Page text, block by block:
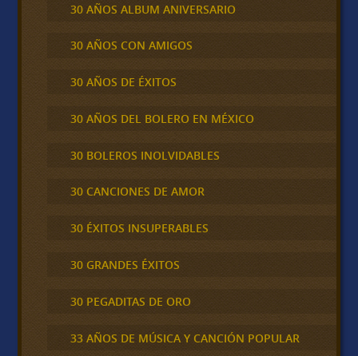
30 AÑOS ALBUM ANIVERSARIO
30 AÑOS CON AMIGOS
30 AÑOS DE ÉXITOS
30 AÑOS DEL BOLERO EN MÉXICO
30 BOLEROS INOLVIDABLES
30 CANCIONES DE AMOR
30 ÉXITOS INSUPERABLES
30 GRANDES ÉXITOS
30 PEGADITAS DE ORO
33 AÑOS DE MÚSICA Y CANCIÓN POPULAR